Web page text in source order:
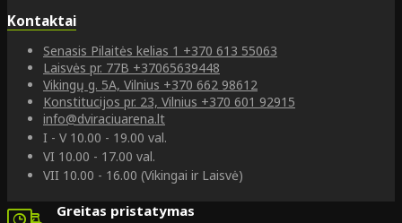
Kontaktai
Senasis Pilaitės kelias 1 +370 613 55063
Laisvės pr. 77B +37065639448
Vikingų g. 5A, Vilnius +370 662 98612
Konstitucijos pr. 23, Vilnius +370 601 92915
info@dviraciuarena.lt
I - V 10.00 - 19.00 val.
VI 10.00 - 17.00 val.
VII 10.00 - 16.00 (Vikingai ir Laisvė)
Greitas pristatymas